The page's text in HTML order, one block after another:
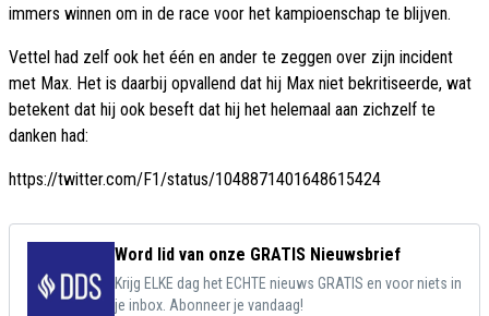
immers winnen om in de race voor het kampioenschap te blijven.
Vettel had zelf ook het één en ander te zeggen over zijn incident
met Max. Het is daarbij opvallend dat hij Max niet bekritiseerde, wat
betekent dat hij ook beseft dat hij het helemaal aan zichzelf te
danken had:
https://twitter.com/F1/status/1048871401648615424
Word lid van onze GRATIS Nieuwsbrief
Krijg ELKE dag het ECHTE nieuws GRATIS en voor niets in
je inbox. Abonneer je vandaag!